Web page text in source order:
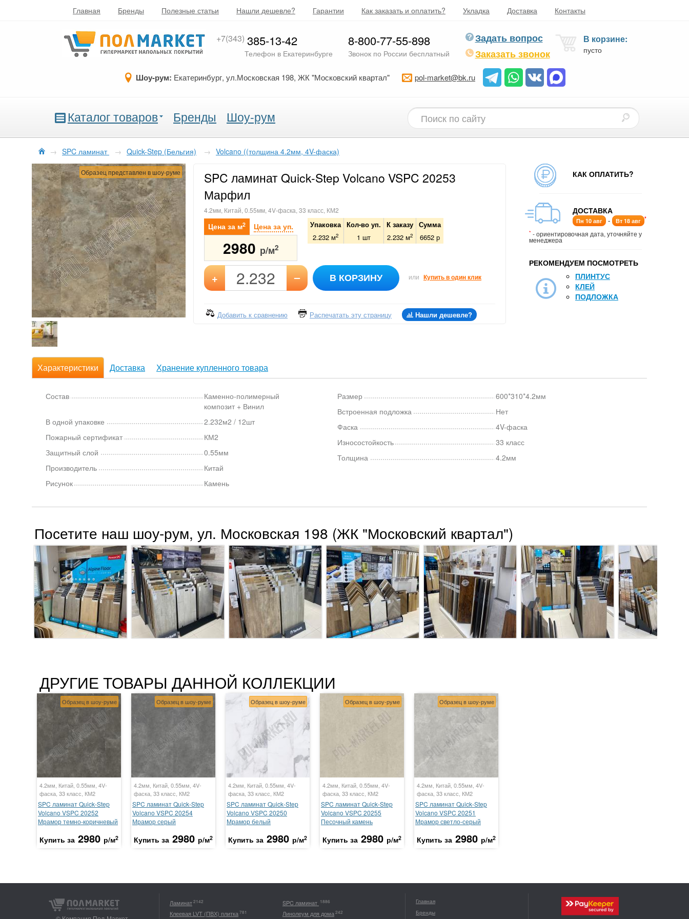
Главная Бренды Полезные статьи Нашли дешевле? Гарантии Как заказать и оплатить? Укладка Доставка Контакты
+7(343) 385-13-42
Телефон в Екатеринбурге
8-800-77-55-898
Звонок по России бесплатный
Задать вопрос
Заказать звонок
В корзине:
пусто
Шоу-рум: Екатеринбург, ул.Московская 198, ЖК "Московский квартал" pol-market@bk.ru
Каталог товаров Бренды Шоу-рум
→ SPC ламинат → Quick-Step (Бельгия) → Volcano ((толщина 4.2мм, 4V-фаска)
Образец представлен в шоу-руме
SPC ламинат Quick-Step Volcano VSPC 20253
Марфил
4.2мм, Китай, 0.55мм, 4V-фаска, 33 класс, КМ2
Цена за м2 Цена за уп.
2980 р/м2
Упаковка Кол-во уп. К заказу Сумма
2.232 м2 1 шт 2.232 м2 6652 р
+ – В КОРЗИНУ или Купить в один клик
Добавить к сравнению Распечатать эту страницу Нашли дешевле?
КАК ОПЛАТИТЬ?
ДОСТАВКА
Пн 10 авг - Вт 18 авг *
* - ориентировочная дата, уточняйте у
менеджера
РЕКОМЕНДУЕМ ПОСМОТРЕТЬ
ПЛИНТУС
КЛЕЙ
ПОДЛОЖКА
Характеристики Доставка Хранение купленного товара
Состав
Каменно-полимерный
композит + Винил
В одной упаковке
2.232м2 / 12шт
Пожарный сертификат
КМ2
Защитный слой
0.55мм
Производитель
Китай
Рисунок
Камень
Размер
600*310*4.2мм
Встроенная подложка
Нет
Фаска
4V-фаска
Износостойкость
33 класс
Толщина
4.2мм
Посетите наш шоу-рум, ул. Московская 198 (ЖК "Московский квартал")
ДРУГИЕ ТОВАРЫ ДАННОЙ КОЛЛЕКЦИИ
Образец в шоу-руме
4.2мм, Китай, 0.55мм, 4V-
фаска, 33 класс, КМ2
SPC ламинат Quick-Step
Volcano VSPC 20252
Мрамор темно-коричневый
Купить за 2980 р/м2
Образец в шоу-руме
4.2мм, Китай, 0.55мм, 4V-
фаска, 33 класс, КМ2
SPC ламинат Quick-Step
Volcano VSPC 20254
Мрамор серый
Купить за 2980 р/м2
Образец в шоу-руме
4.2мм, Китай, 0.55мм, 4V-
фаска, 33 класс, КМ2
SPC ламинат Quick-Step
Volcano VSPC 20250
Мрамор белый
Купить за 2980 р/м2
Образец в шоу-руме
4.2мм, Китай, 0.55мм, 4V-
фаска, 33 класс, КМ2
SPC ламинат Quick-Step
Volcano VSPC 20255
Песочный камень
Купить за 2980 р/м2
Образец в шоу-руме
4.2мм, Китай, 0.55мм, 4V-
фаска, 33 класс, КМ2
SPC ламинат Quick-Step
Volcano VSPC 20251
Мрамор светло-серый
Купить за 2980 р/м2
Ламинат2142 SPC ламинат 1886
Клеевая LVT (ПВХ) плитка781 Линолеум для дома242
Главная
Бренды